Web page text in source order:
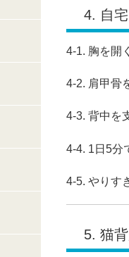
4. 自
4-1. 胸を開
4-2. 肩甲骨
4-3. 背中を
4-4. 1日5分
4-5. やりす
5. 猫